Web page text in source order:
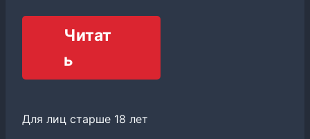
Читат
ь
Для лиц старше 18 лет